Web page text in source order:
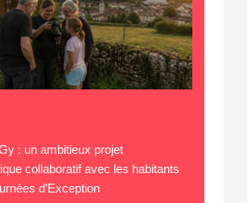
: un ambitieux projet
collaboratif avec les habitants
d’Exception